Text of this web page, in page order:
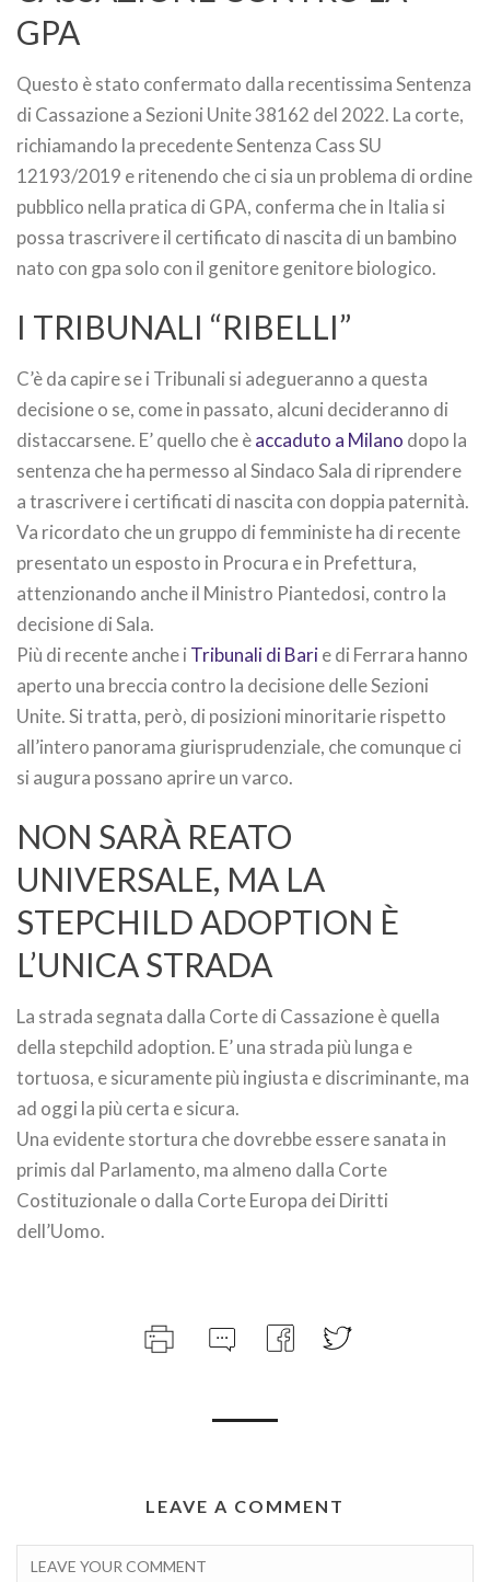
GPA
Questo è stato confermato dalla recentissima Sentenza
di Cassazione a Sezioni Unite 38162 del 2022. La corte,
richiamando la precedente Sentenza Cass SU
12193/2019 e ritenendo che ci sia un problema di ordine
pubblico nella pratica di GPA, conferma che in Italia si
possa trascrivere il certificato di nascita di un bambino
nato con gpa solo con il genitore genitore biologico.
I TRIBUNALI “RIBELLI”
C’è da capire se i Tribunali si adegueranno a questa
decisione o se, come in passato, alcuni decideranno di
distaccarsene. E’ quello che èaccaduto a Milano dopo la
sentenza che ha permesso al Sindaco Sala di riprendere
a trascrivere i certificati di nascita con doppia paternità.
Va ricordato che un gruppo di femministe ha di recente
presentato un esposto in Procura e in Prefettura,
attenzionando anche il Ministro Piantedosi, contro la
decisione di Sala.
Più di recente anche i Tribunali di Barie di Ferrara hanno
aperto una breccia contro la decisione delle Sezioni
Unite. Si tratta, però, di posizioni minoritarie rispetto
all’intero panorama giurisprudenziale, che comunque ci
si augura possano aprire un varco.
NON SARÀ REATO
UNIVERSALE, MA LA
STEPCHILD ADOPTION È
L’UNICA STRADA
La strada segnata dalla Corte di Cassazione è quella
della stepchild adoption. E’ una strada più lunga e
tortuosa, e sicuramente più ingiusta e discriminante, ma
ad oggi la più certa e sicura.
Una evidente stortura che dovrebbe essere sanata in
primis dal Parlamento, ma almeno dalla Corte
Costituzionale o dalla Corte Europa dei Diritti
dell’Uomo.
LEAVE A COMMENT